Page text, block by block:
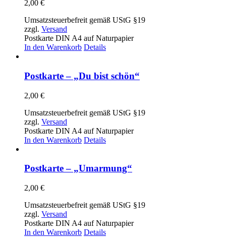
2,00 €
Umsatzsteuerbefreit gemäß UStG §19
zzgl. Versand
Postkarte DIN A4 auf Naturpapier
In den Warenkorb Details
Postkarte – „Du bist schön“
2,00 €
Umsatzsteuerbefreit gemäß UStG §19
zzgl. Versand
Postkarte DIN A4 auf Naturpapier
In den Warenkorb Details
Postkarte – „Umarmung“
2,00 €
Umsatzsteuerbefreit gemäß UStG §19
zzgl. Versand
Postkarte DIN A4 auf Naturpapier
In den Warenkorb Details